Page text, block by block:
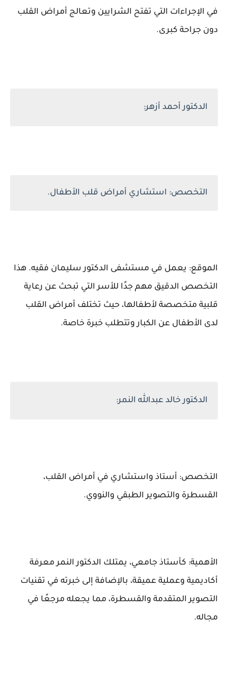
في الإجراءات التي تفتح الشرايين وتعالج أمراض القلب
دون جراحة كبرى.
الدكتور أحمد أزهر:
التخصص: استشاري أمراض قلب الأطفال.
الموقع: يعمل في مستشفى الدكتور سليمان فقيه. هذا
التخصص الدقيق مهم جدًا للأسر التي تبحث عن رعاية
قلبية متخصصة لأطفالها، حيث تختلف أمراض القلب
لدى الأطفال عن الكبار وتتطلب خبرة خاصة.
الدكتور خالد عبدالله النمر:
التخصص: أستاذ واستشاري في أمراض القلب،
القسطرة والتصوير الطبقي والنووي.
الأهمية: كأستاذ جامعي، يمتلك الدكتور النمر معرفة
أكاديمية وعملية عميقة، بالإضافة إلى خبرته في تقنيات
التصوير المتقدمة والقسطرة، مما يجعله مرجعًا في
مجاله.